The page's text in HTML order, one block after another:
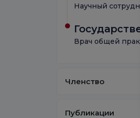
Научный
Врач общей
Членство
Публикации